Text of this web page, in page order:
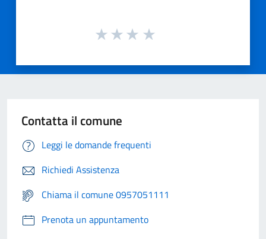
Contatta il comune
Leggi le domande frequenti
Richiedi Assistenza
Chiama il comune 0957051111
Prenota un appuntamento